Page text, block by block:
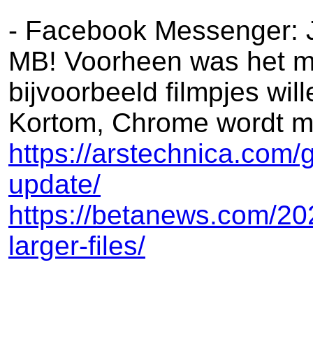
- Facebook Messenger:
MB! Voorheen was het
bijvoorbeeld filmpjes
Kortom, Chrome wordt
https://
update/
https://betanews.com/
larger-files/